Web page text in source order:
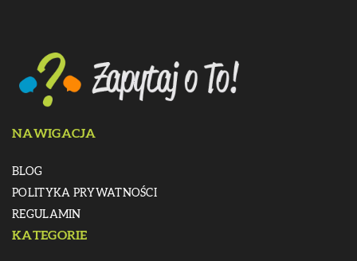
NAWIGACJA
BLOG
POLITYKA PRYWATNOŚCI
REGULAMIN
KATEGORIE